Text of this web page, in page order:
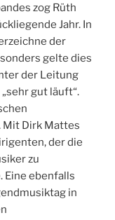
zog Rüth
Jahr. In
der
gelte dies
der Leitung
gut läuft“.
Mit Dirk Mattes
der die
zu
Eine ebenfalls
in